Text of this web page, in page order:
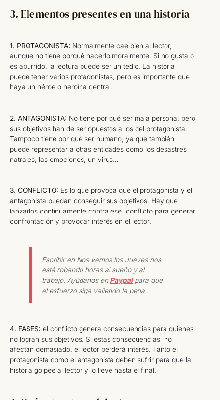
3. Elementos presentes en una historia
1. PROTAGONISTA: Normalmente cae bien al lector,
aunque no tiene porqué hacerlo moralmente. Si no gusta o
es aburrido, la lectura puede ser un tedio. La historia
puede tener varios protagonistas, pero es importante que
haya un héroe o heroína central.
2. ANTAGONISTA: No tiene por qué ser mala persona, pero
sus objetivos han de ser opuestos a los del protagonista.
Tampoco tiene por qué ser humano, ya que también
puede representar a otras entidades como los desastres
natrales, las emociones, un virus…
3. CONFLICTO: Es lo que provoca que el protagonista y el
antagonista puedan conseguir sus objetivos. Hay que
lanzarlos continuamente contra ese conflicto para generar
confrontación y provocar interés en el lector.
Escribir en Nos vemos los Jueves nos
está robando horas al sueño y al
trabajo. Ayúdanos en Paypalpara que
el esfuerzo siga valiendo la pena.
4. FASES: el conflicto genera consecuencias para quienes
no logran sus objetivos. Si estas consecuencias no
afectan demasiado, el lector perderá interés. Tanto el
protagonista como el antagonista deben sufrir para que la
historia golpee al lector y lo lleve hasta el final.